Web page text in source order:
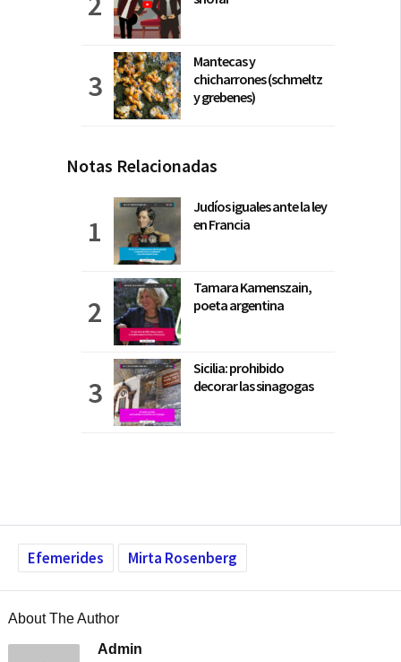
Mantecas y
chicharrones (schmeltz
y grebenes)
Notas Relacionadas
Judíos iguales ante la ley
en Francia
Tamara Kamenszain,
poeta argentina
Sicilia: prohibido
decorar las sinagogas
Efemerides Mirta Rosenberg
About The Author
Admin